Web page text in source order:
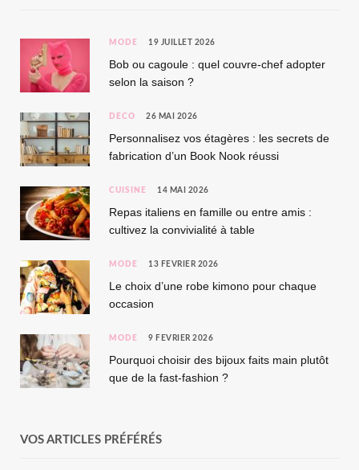
MODE 19 JUILLET 2026
Bob ou cagoule : quel couvre-chef adopter
selon la saison ?
DÉCO 26 MAI 2026
Personnalisez vos étagères : les secrets de
fabrication d’un Book Nook réussi
CUISINE 14 MAI 2026
Repas italiens en famille ou entre amis :
cultivez la convivialité à table
MODE 13 FÉVRIER 2026
Le choix d’une robe kimono pour chaque
occasion
MODE 9 FÉVRIER 2026
Pourquoi choisir des bijoux faits main plutôt
que de la fast-fashion ?
VOS ARTICLES PRÉFÉRÉS